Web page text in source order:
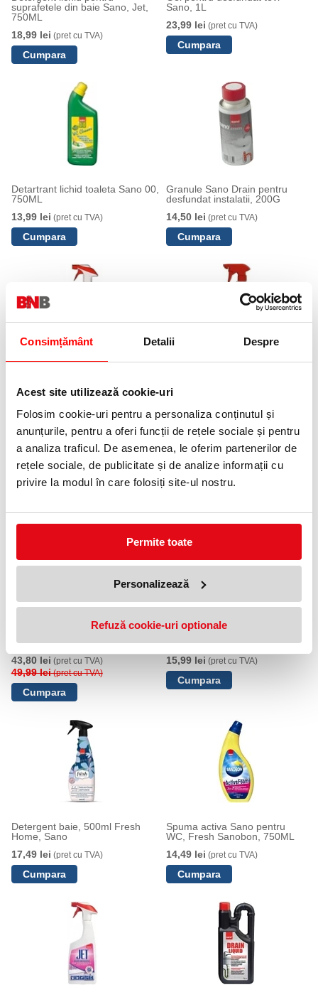
Consimțământ Detalii Despre
Acest site utilizează cookie-uri
Folosim cookie-uri pentru a personaliza conținutul și
anunțurile, pentru a oferi funcții de rețele sociale și pentru
a analiza traficul. De asemenea, le oferim partenerilor de
rețele sociale, de publicitate și de analize informații cu
privire la modul în care folosiți site-ul nostru.
Permite toate
Personalizează
Refuză cookie-uri optionale
suprafetele din baie Sano, Jet,
750ML
18,99 lei (pret cu TVA)
Sano, 1L
23,99 lei (pret cu TVA)
Detartrant lichid toaleta Sano 00,
750ML
13,99 lei (pret cu TVA)
Granule Sano Drain pentru
desfundat instalatii, 200G
14,50 lei (pret cu TVA)
22,99 lei
19,99 lei
NOUTATI
OFERTE
12 %
Pachet detergent baie Fresh-
Home Sano
43,80 lei (pret cu TVA)
49,99 lei(pret cu TVA)
Detergent si odorizant WC
Sano, Fresh home, 750ML
15,99 lei (pret cu TVA)
Detergent baie, 500ml Fresh
Home, Sano
17,49 lei (pret cu TVA)
Spuma activa Sano pentru
WC, Fresh Sanobon, 750ML
14,49 lei (pret cu TVA)